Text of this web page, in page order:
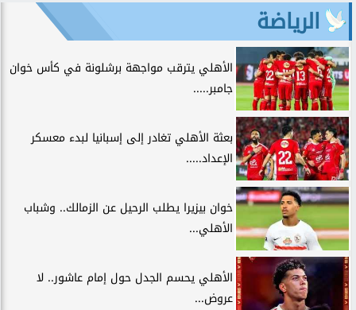
الرياضة
الأهلي يترقب مواجهة برشلونة في كأس خوان
جامبر.....
بعثة الأهلي تغادر إلى إسبانيا لبدء معسكر
الإعداد.....
خوان بيزيرا يطلب الرحيل عن الزمالك.. وشباب
الأهلي...
الأهلي يحسم الجدل حول إمام عاشور.. لا
عروض...